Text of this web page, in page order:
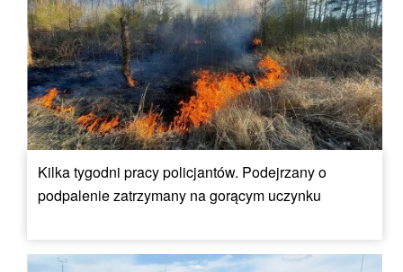
Kilka tygodni pracy policjantów. Podejrzany o
podpalenie zatrzymany na gorącym uczynku